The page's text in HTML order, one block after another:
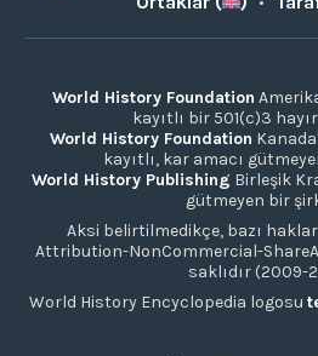
World History Foundation
kayıtlı bir 501(c)3
World History Foundation
kayıtlı, kar amacı
World History Publishing Birleşik
gütmeyen bir
Aksi belirtilmedikçe, bazı
Attribution-NonCommercial-
saklıdır (2009-
World History Encyclopedia logosu